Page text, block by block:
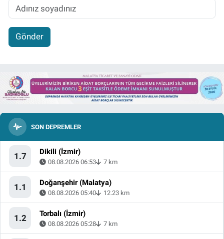
Gönder
SON DEPREMLER
1.7 Dikili (İzmir)
08.08.2026 06:53 7 km
1.1 Doğanşehir (Malatya)
08.08.2026 05:40 12.23 km
1.2 Torbalı (İzmir)
08.08.2026 05:28 7 km